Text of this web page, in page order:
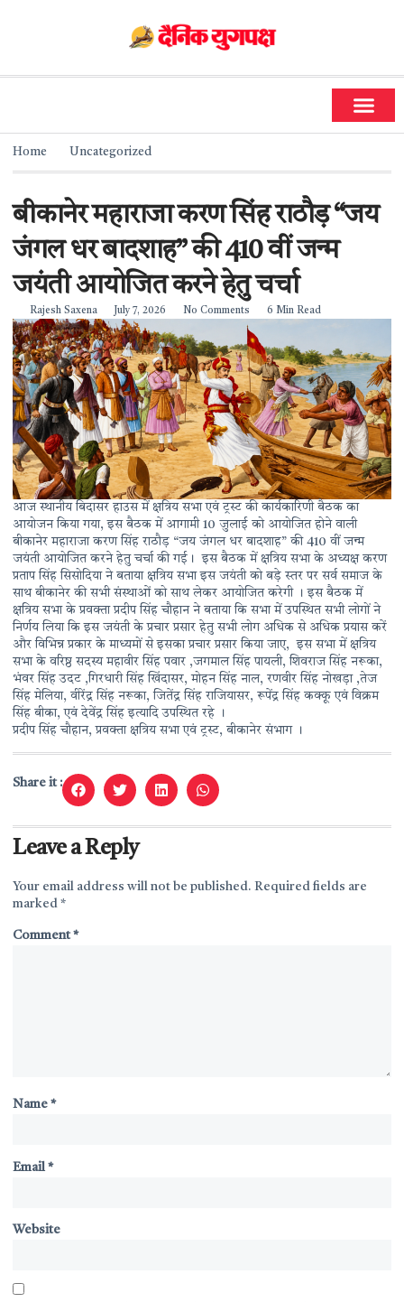
Home Uncategorized
बीकानेर महाराजा करण सिंह राठौड़ “जय
जंगल धर बादशाह” की 410 वीं जन्म
जयंती आयोजित करने हेतु चर्चा
Rajesh Saxena July 7, 2026 No Comments 6 Min Read
आज स्थानीय बिदासर हाउस में क्षत्रिय सभा एवं ट्रस्ट की कार्यकारिणी बैठक का
आयोजन किया गया, इस बैठक में आगामी 10 जुलाई को आयोजित होने वाली
बीकानेर महाराजा करण सिंह राठौड़ “जय जंगल धर बादशाह” की 410 वीं जन्म
जयंती आयोजित करने हेतु चर्चा की गई। इस बैठक में क्षत्रिय सभा के अध्यक्ष करण
प्रताप सिंह सिसोदिया ने बताया क्षत्रिय सभा इस जयंती को बड़े स्तर पर सर्व समाज के
साथ बीकानेर की सभी संस्थाओं को साथ लेकर आयोजित करेगी । इस बैठक में
क्षत्रिय सभा के प्रवक्ता प्रदीप सिंह चौहान ने बताया कि सभा में उपस्थित सभी लोगों ने
निर्णय लिया कि इस जयंती के प्रचार प्रसार हेतु सभी लोग अधिक से अधिक प्रयास करें
और विभिन्न प्रकार के माध्यमों से इसका प्रचार प्रसार किया जाए, इस सभा में क्षत्रिय
सभा के वरिष्ठ सदस्य महावीर सिंह पवार ,जगमाल सिंह पायली, शिवराज सिंह नरूका,
भंवर सिंह उदट ,गिरधारी सिंह खिंदासर, मोहन सिंह नाल, रणवीर सिंह नोखड़ा ,तेज
सिंह मेलिया, वीरेंद्र सिंह नरूका, जितेंद्र सिंह राजियासर, रूपेंद्र सिंह कक्कू एवं विक्रम
सिंह बीका, एवं देवेंद्र सिंह इत्यादि उपस्थित रहे ।
प्रदीप सिंह चौहान, प्रवक्ता क्षत्रिय सभा एवं ट्रस्ट, बीकानेर संभाग ।
Share it :
Leave a Reply
Your email address will not be published. Required fields are
marked *
Comment*
Name *
Email *
Website